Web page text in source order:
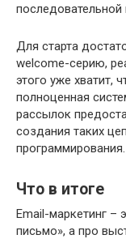
последовательной
Для старта
welcome-серию,
этого уже хватит,
полноценная
рассылок
создания таких
программирования.
Что в итоге
Email-маркетинг –
письмо», а про